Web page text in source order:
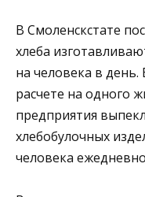
В Смоленскстате
хлеба
на человека в день.
расчете на одного
предприятия
хлебобулочных
человека